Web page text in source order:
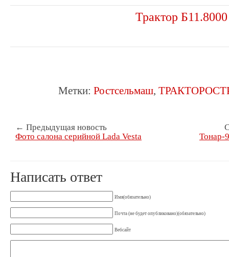
Трактор Б11.8000
Метки: Ростсельмаш,
← Предыдущая новость
Фото салона серийной Lada Vesta
Тонар-
Написать ответ
Имя(обязательно)
Почта (не будет опубликовано)(обязательно)
Вебсайт